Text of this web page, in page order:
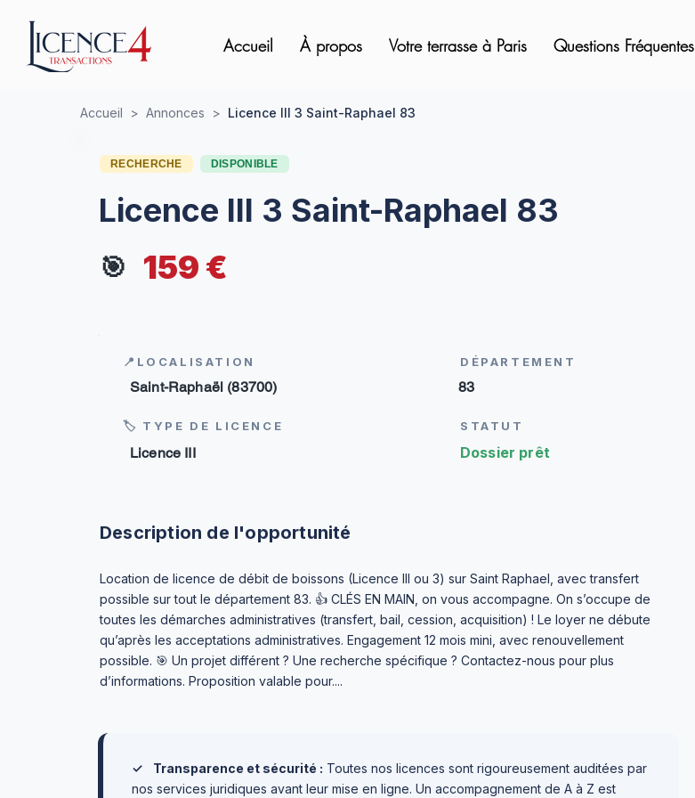
Accueil À propos Votre terrasse à Paris Questions Fréquentes
Accueil > Annonces > Licence III 3 Saint-Raphael 83
RECHERCHE DISPONIBLE
Licence III 3 Saint-Raphael 83
🎯 159 €
📍LOCALISATION
Saint-Raphaël (83700)
🏷 TYPE DE LICENCE
Licence III
DÉPARTEMENT
83
STATUT
Dossier prêt
Description de l'opportunité
Location de licence de débit de boissons (Licence III ou 3) sur Saint Raphael, avec transfert
possible sur tout le département 83. 👍 CLÉS EN MAIN, on vous accompagne. On s’occupe de
toutes les démarches administratives (transfert, bail, cession, acquisition) ! Le loyer ne débute
qu’après les acceptations administratives. Engagement 12 mois mini, avec renouvellement
possible. 🎯 Un projet différent ? Une recherche spécifique ? Contactez-nous pour plus
d’informations. Proposition valable pour....
✓ Transparence et sécurité : Toutes nos licences sont rigoureusement auditées par
nos services juridiques avant leur mise en ligne. Un accompagnement de A à Z est